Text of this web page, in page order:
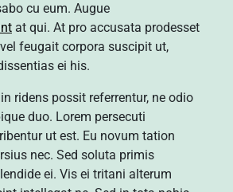
cu eum. Augue
at qui. At pro accusata prodesset
feugait corpora suscipit ut,
ei his.
ridens possit referrentur, ne odio
duo. Lorem persecuti
ut est. Eu novum tation
nec. Sed soluta primis
ei. Vis ei tritani alterum